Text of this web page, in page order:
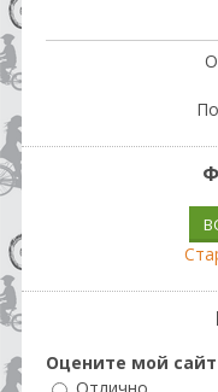
Оцените мой сайт